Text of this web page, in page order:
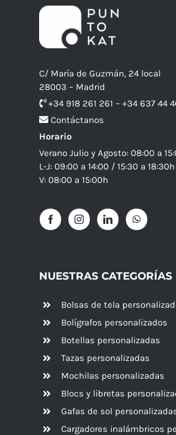
C/ María de Guzmán, 24 local
28003 – Madrid
+34 918 261 261 – +34 637 44
Contáctanos
Horario
Verano Julio y Agosto: 08:00 a
L-J: 09:00 a 14:00 / 15:30 a 18:30h
V: 08:00 a 15:00h
NUESTRAS CATEGORÍAS
Bolsas de tela
Bolígrafos personalizados
Botellas personalizadas
Tazas personalizadas
Mochilas personalizadas
Blocs y libretas
Gafas de sol
Cargadores inalámbricos